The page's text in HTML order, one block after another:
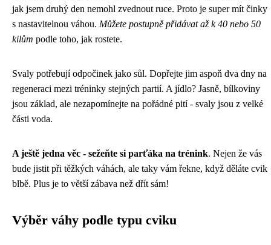
jak jsem druhý den nemohl zvednout ruce. Proto je super mít činky
s nastavitelnou váhou. Můžete postupně přidávat až k 40 nebo 50
kilům podle toho, jak rostete.
Svaly potřebují odpočinek jako sůl. Dopřejte jim aspoň dva dny na
regeneraci mezi tréninky stejných partií. A jídlo? Jasně, bílkoviny
jsou základ, ale nezapomínejte na pořádné pití - svaly jsou z velké
části voda.
A ještě jedna věc - sežeňte si parťáka na trénink. Nejen že vás
bude jistit při těžkých váhách, ale taky vám řekne, když děláte cvik
blbě. Plus je to větší zábava než dřít sám!
Výběr váhy podle typu cviku